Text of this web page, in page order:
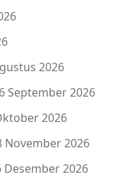
2026
September 2026
2026
November 2026
Desember 2026